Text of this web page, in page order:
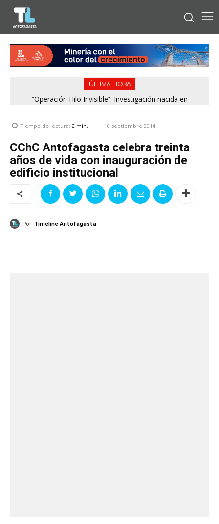
ÚLTIMA HORA
“Operación Hilo Invisible”: Investigación nacida en
Tiempo de lectura: 2 min. 10 septiembre 2014
CChC Antofagasta celebra treinta
años de vida con inauguración de
edificio institucional
Por Timeline Antofagasta